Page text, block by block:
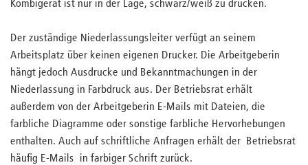
Kombigerät ist nur in der Lage, schwarz/weiß zu drucken.
Der zuständige Niederlassungsleiter verfügt an seinem
Arbeitsplatz über keinen eigenen Drucker. Die Arbeitgeberin
hängt jedoch Ausdrucke und Bekanntmachungen in der
Niederlassung in Farbdruck aus. Der Betriebsrat erhält
außerdem von der Arbeitgeberin E-Mails mit Dateien, die
farbliche Diagramme oder sonstige farbliche Hervorhebungen
enthalten. Auch auf schriftliche Anfragen erhält der Betriebsrat
häufig E-Mails in farbiger Schrift zurück.